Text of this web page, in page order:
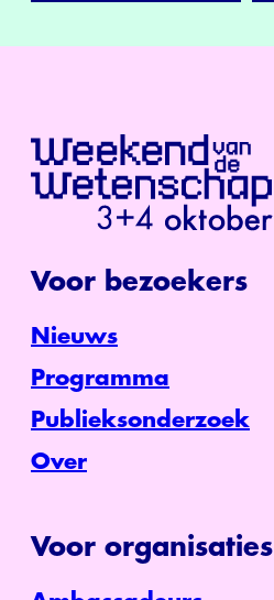
Voor bezoekers
Nieuws
Programma
Publieksonderzoek
Over
Voor organisaties